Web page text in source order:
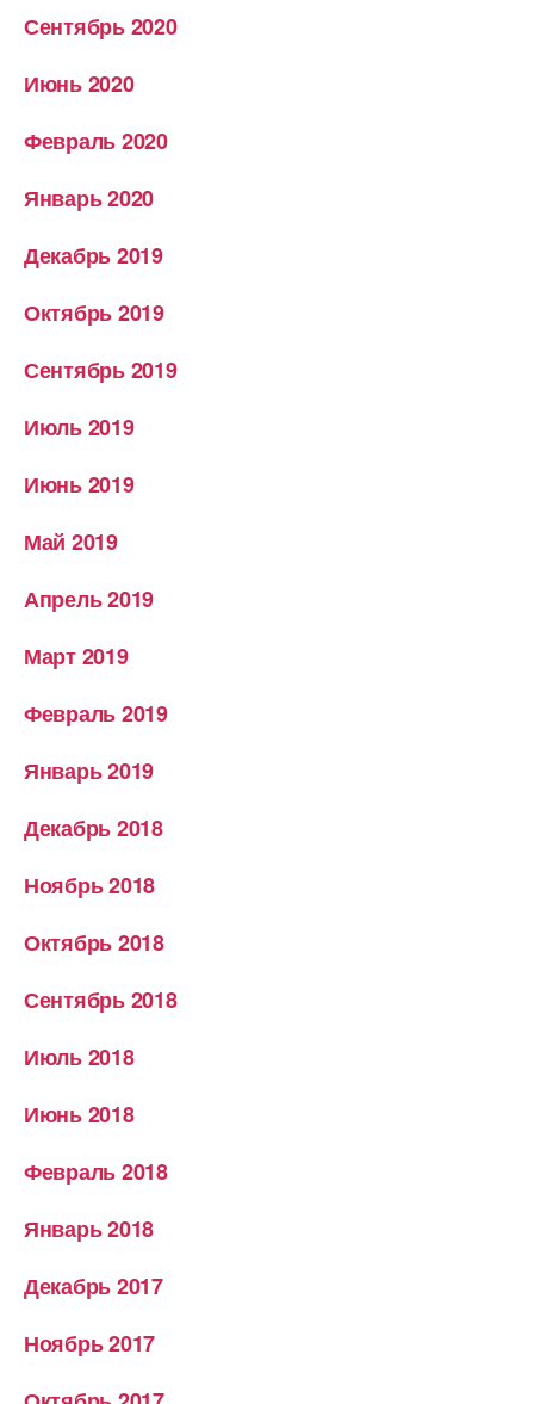
Сентябрь 2020
Июнь 2020
Февраль 2020
Январь 2020
Декабрь 2019
Октябрь 2019
Сентябрь 2019
Июль 2019
Июнь 2019
Май 2019
Апрель 2019
Март 2019
Февраль 2019
Январь 2019
Декабрь 2018
Ноябрь 2018
Октябрь 2018
Сентябрь 2018
Июль 2018
Июнь 2018
Февраль 2018
Январь 2018
Декабрь 2017
Ноябрь 2017